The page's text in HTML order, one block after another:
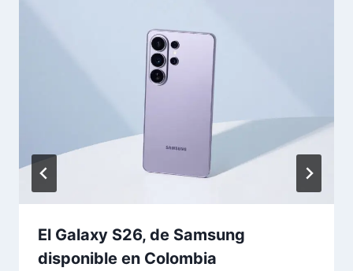
El Galaxy S26, de Samsung
disponible en Colombia